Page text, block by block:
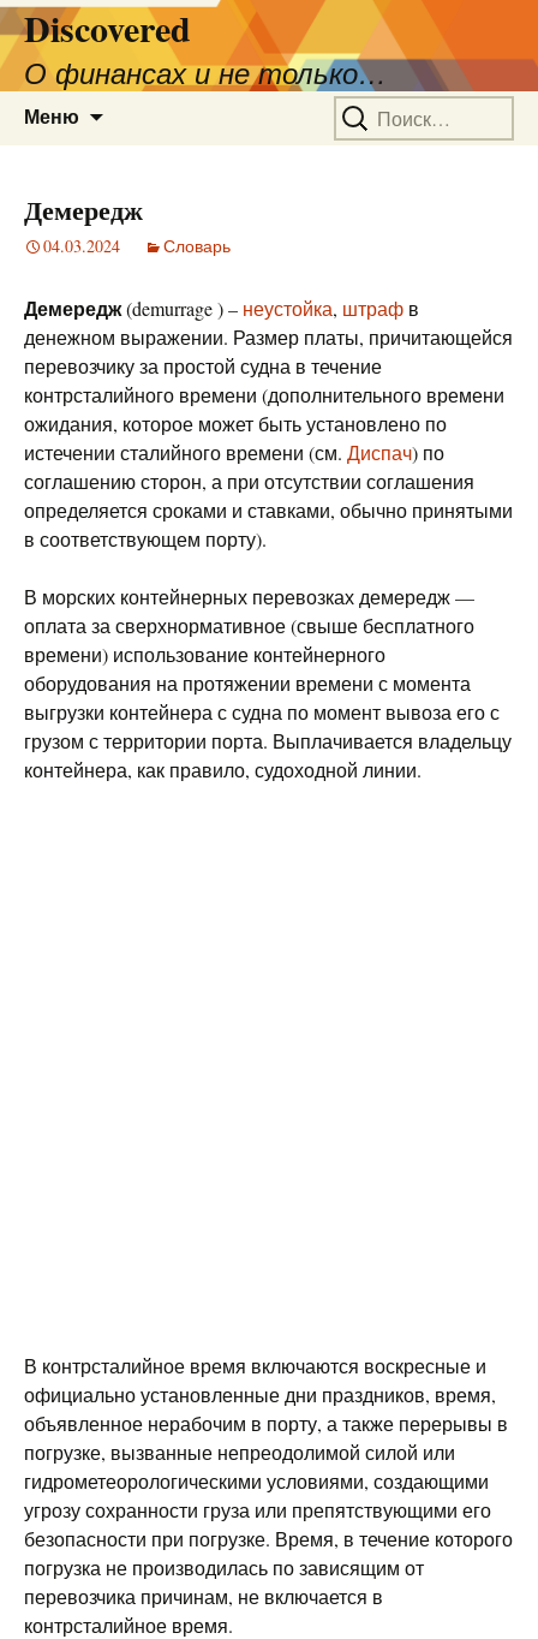
Discovered
О финансах и не только…
Меню Найти:
Демередж
04.03.2024 Словарь
Демередж(demurrage ) – неустойка, штраф в
денежном выражении. Размер платы, причитающейся
перевозчику за простой судна в течение
контрсталийного времени (дополнительного времени
ожидания, которое может быть установлено по
истечении сталийного времени (см. Диспач) по
соглашению сторон, а при отсутствии соглашения
определяется сроками и ставками, обычно принятыми
в соответствующем порту).
В морских контейнерных перевозках демередж —
оплата за сверхнормативное (свыше бесплатного
времени) использование контейнерного
оборудования на протяжении времени с момента
выгрузки контейнера с судна по момент вывоза его с
грузом с территории порта. Выплачивается владельцу
контейнера, как правило, судоходной линии.
В контрсталийное время включаются воскресные и
официально установленные дни праздников, время,
объявленное нерабочим в порту, а также перерывы в
погрузке, вызванные непреодолимой силой или
гидрометеорологическими условиями, создающими
угрозу сохранности груза или препятствующими его
безопасности при погрузке. Время, в течение которого
погрузка не производилась по зависящим от
перевозчика причинам, не включается в
контрсталийное время.